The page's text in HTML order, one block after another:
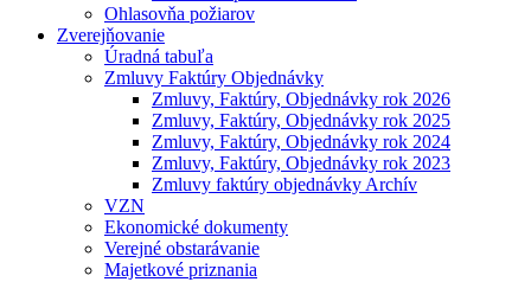
Ohlasovňa požiarov
Zverejňovanie
Úradná tabuľa
Zmluvy Faktúry Objednávky
Zmluvy, Faktúry, Objednávky rok 2026
Zmluvy, Faktúry, Objednávky rok 2025
Zmluvy, Faktúry, Objednávky rok 2024
Zmluvy, Faktúry, Objednávky rok 2023
Zmluvy faktúry objednávky Archív
VZN
Ekonomické dokumenty
Verejné obstarávanie
Majetkové priznania